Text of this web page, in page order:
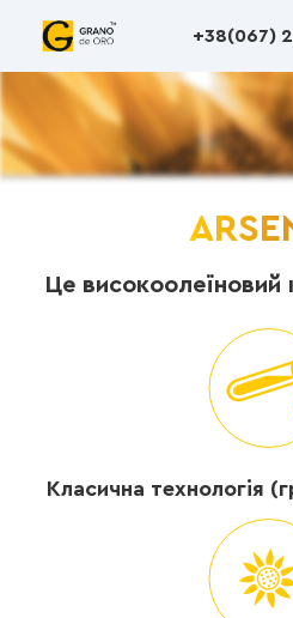
+38(067)
Це високоолеїновий
Класична технологія